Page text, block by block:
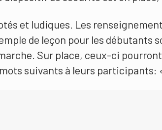
et ludiques. Les
de leçon pour les débutants
Sur place, ceux-ci
suivants à leurs participants: